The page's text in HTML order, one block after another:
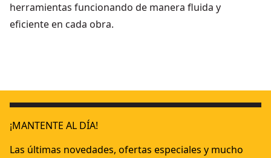
herramientas funcionando de manera fluida y
eficiente en cada obra.
¡MANTENTE AL DÍA!
Las últimas novedades, ofertas especiales y mucho